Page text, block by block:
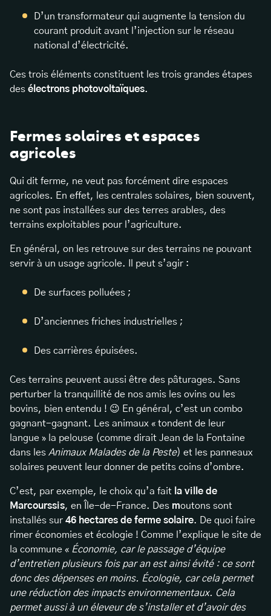
D’un transformateur qui augmente la tension du
courant produit avant l’injection sur le réseau
national d’électricité.
Ces trois éléments constituent les trois grandes étapes
des électrons photovoltaïques.
Fermes solaires et espaces
agricoles
Qui dit ferme, ne veut pas forcément dire espaces
agricoles. En effet, les centrales solaires, bien souvent,
ne sont pas installées sur des terres arables, des
terrains exploitables pour l’agriculture.
En général, on les retrouve sur des terrains ne pouvant
servir à un usage agricole. Il peut s’agir :
De surfaces polluées ;
D’anciennes friches industrielles ;
Des carrières épuisées.
Ces terrains peuvent aussi être des pâturages. Sans
perturber la tranquillité de nos amis les ovins ou les
bovins, bien entendu ! 😉 En général, c’est un combo
gagnant-gagnant. Les animaux « tondent de leur
langue » la pelouse (comme dirait Jean de la Fontaine
dans les Animaux Malades de la Peste) et les panneaux
solaires peuvent leur donner de petits coins d’ombre.
C’est, par exemple, le choix qu’a fait la ville de
Marcourssis, en Île-de-France. Des moutons sont
installés sur 46 hectares de ferme solaire. De quoi faire
rimer économies et écologie ! Comme l’explique le site de
la commune « Économie, car le passage d’équipe
d’entretien plusieurs fois par an est ainsi évité : ce sont
donc des dépenses en moins. Écologie, car cela permet
une réduction des impacts environnementaux. Cela
permet aussi à un éleveur de s’installer et d’avoir des